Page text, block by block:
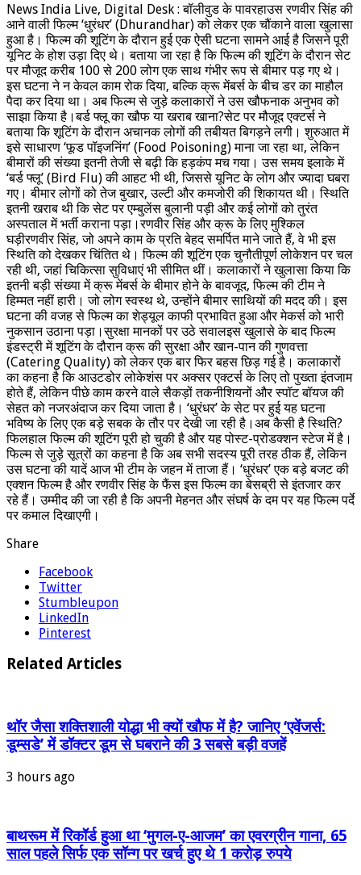
News India Live, Digital Desk : बॉलीवुड के पावरहाउस रणवीर सिंह की
आने वाली फिल्म ‘धुरंधर’ (Dhurandhar) को लेकर एक चौंकाने वाला खुलासा
हुआ है। फिल्म की शूटिंग के दौरान हुई एक ऐसी घटना सामने आई है जिसने पूरी
यूनिट के होश उड़ा दिए थे। बताया जा रहा है कि फिल्म की शूटिंग के दौरान सेट
पर मौजूद करीब 100 से 200 लोग एक साथ गंभीर रूप से बीमार पड़ गए थे।
इस घटना ने न केवल काम रोक दिया, बल्कि क्रू मेंबर्स के बीच डर का माहौल
पैदा कर दिया था। अब फिल्म से जुड़े कलाकारों ने उस खौफनाक अनुभव को
साझा किया है।बर्ड फ्लू का खौफ या खराब खाना?सेट पर मौजूद एक्टर्स ने
बताया कि शूटिंग के दौरान अचानक लोगों की तबीयत बिगड़ने लगी। शुरुआत में
इसे साधारण ‘फूड पॉइजनिंग’ (Food Poisoning) माना जा रहा था, लेकिन
बीमारों की संख्या इतनी तेजी से बढ़ी कि हड़कंप मच गया। उस समय इलाके में
‘बर्ड फ्लू’ (Bird Flu) की आहट भी थी, जिससे यूनिट के लोग और ज्यादा घबरा
गए। बीमार लोगों को तेज बुखार, उल्टी और कमजोरी की शिकायत थी। स्थिति
इतनी खराब थी कि सेट पर एम्बुलेंस बुलानी पड़ी और कई लोगों को तुरंत
अस्पताल में भर्ती कराना पड़ा।रणवीर सिंह और क्रू के लिए मुश्किल
घड़ीरणवीर सिंह, जो अपने काम के प्रति बेहद समर्पित माने जाते हैं, वे भी इस
स्थिति को देखकर चिंतित थे। फिल्म की शूटिंग एक चुनौतीपूर्ण लोकेशन पर चल
रही थी, जहां चिकित्सा सुविधाएं भी सीमित थीं। कलाकारों ने खुलासा किया कि
इतनी बड़ी संख्या में क्रू मेंबर्स के बीमार होने के बावजूद, फिल्म की टीम ने
हिम्मत नहीं हारी। जो लोग स्वस्थ थे, उन्होंने बीमार साथियों की मदद की। इस
घटना की वजह से फिल्म का शेड्यूल काफी प्रभावित हुआ और मेकर्स को भारी
नुकसान उठाना पड़ा।सुरक्षा मानकों पर उठे सवालइस खुलासे के बाद फिल्म
इंडस्ट्री में शूटिंग के दौरान क्रू की सुरक्षा और खान-पान की गुणवत्ता
(Catering Quality) को लेकर एक बार फिर बहस छिड़ गई है। कलाकारों
का कहना है कि आउटडोर लोकेशंस पर अक्सर एक्टर्स के लिए तो पुख्ता इंतजाम
होते हैं, लेकिन पीछे काम करने वाले सैकड़ों तकनीशियनों और स्पॉट बॉयज की
सेहत को नजरअंदाज कर दिया जाता है। ‘धुरंधर’ के सेट पर हुई यह घटना
भविष्य के लिए एक बड़े सबक के तौर पर देखी जा रही है।अब कैसी है स्थिति?
फिलहाल फिल्म की शूटिंग पूरी हो चुकी है और यह पोस्ट-प्रोडक्शन स्टेज में है।
फिल्म से जुड़े सूत्रों का कहना है कि अब सभी सदस्य पूरी तरह ठीक हैं, लेकिन
उस घटना की यादें आज भी टीम के जहन में ताजा हैं। ‘धुरंधर’ एक बड़े बजट की
एक्शन फिल्म है और रणवीर सिंह के फैंस इस फिल्म का बेसब्री से इंतजार कर
रहे हैं। उम्मीद की जा रही है कि अपनी मेहनत और संघर्ष के दम पर यह फिल्म पर्दे
पर कमाल दिखाएगी।
Share
Facebook
Twitter
Stumbleupon
LinkedIn
Pinterest
Related Articles
थॉर जैसा शक्तिशाली योद्धा भी क्यों खौफ में है? जानिए ‘एवेंजर्स:
डूम्सडे’ में डॉक्टर डूम से घबराने की 3 सबसे बड़ी वजहें
3 hours ago
बाथरूम में रिकॉर्ड हुआ था ‘मुगल-ए-आजम’ का एवरग्रीन गाना, 65
साल पहले सिर्फ एक सॉन्ग पर खर्च हुए थे 1 करोड़ रुपये